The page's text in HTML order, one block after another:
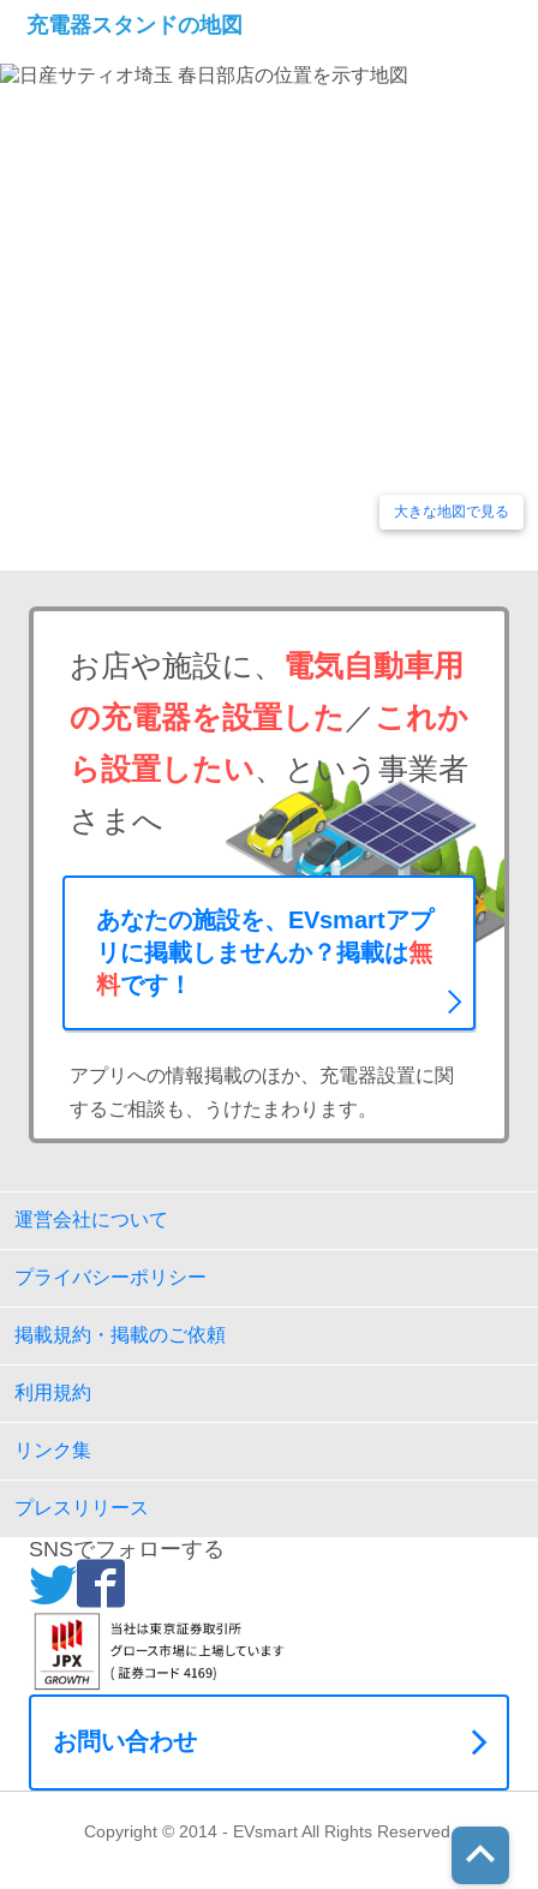
充電器スタンドの地図
大きな地図で見る
お店や施設に、 電気自動車用
の充電器を設置した ／ これか
ら設置したい、という事業者
さまへ
あなたの施設を、EVsmartアプ
リに掲載しませんか？掲載は無
料です！
アプリへの情報掲載のほか、充電器設置に関
するご相談も、うけたまわります。
運営会社について
プライバシーポリシー
掲載規約・掲載のご依頼
利用規約
リンク集
プレスリリース
SNSでフォローする
お問い合わせ
Copyright © 2014 - EVsmart All Rights Reserved.